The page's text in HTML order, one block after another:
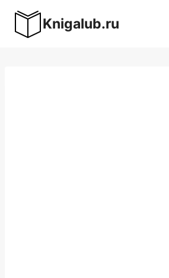
содержимому
Knigalub.ru